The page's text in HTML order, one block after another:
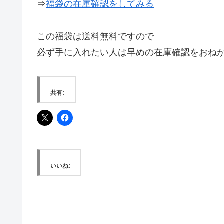
⇒福袋の在庫確認をしてみる
この福袋は送料無料ですので
必ず手に入れたい人は早めの在庫確認をおね
共有:
いいね: